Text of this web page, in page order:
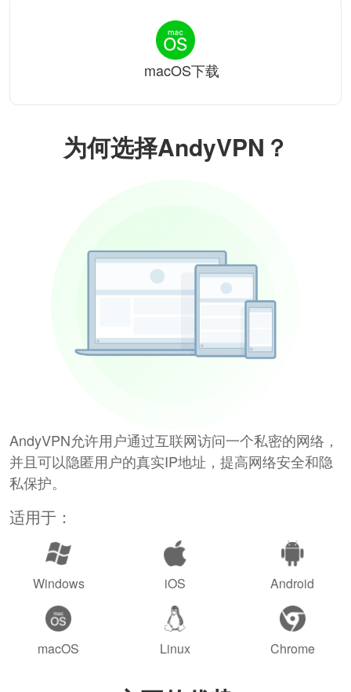
为何选择AndyVPN？
AndyVPN允许用户通过互联网访问一个私密的网络，
并且可以隐匿用户的真实IP地址，提高网络安全和隐
私保护。
适用于：
Windows iOS Android
macOS Linux Chrome
macOS下载